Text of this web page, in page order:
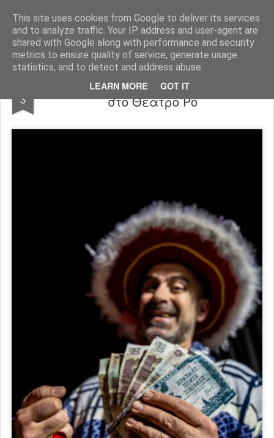
This site uses cookies from Google to deliver its services
and to analyze traffic. Your IP address and user-agent are
shared with Google along with performance and security
metrics to ensure quality of service, generate usage
statistics, and to detect and address abuse.
LEARN MORE GOT IT
ΠΑΡΑΛΙΑΚΑ -PARALIAKA.GR ΖΗΣΕ ΤΗΝ ΠΟΛΗ ΣΟΥ ΚΑΘΕ ΣΤΙΓΜΗ, ΣΕ ΚΑΘΕ ΓΩΝΙΑ ΤΗΣ , ΣΤΟ ΜΕΓΙΣΤΟ ΒΑΘΜΟ!
Αρχική σελίδα
3
"Ο ΑΡΧΟΝΤΟΧΩΡΙΑΤΗΣ" του Μολιέρου
στο Θέατρο Ρο